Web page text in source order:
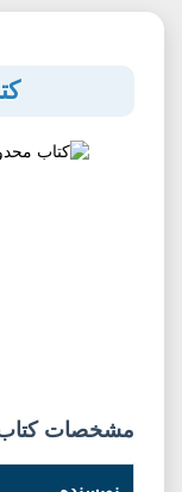
مشخصات